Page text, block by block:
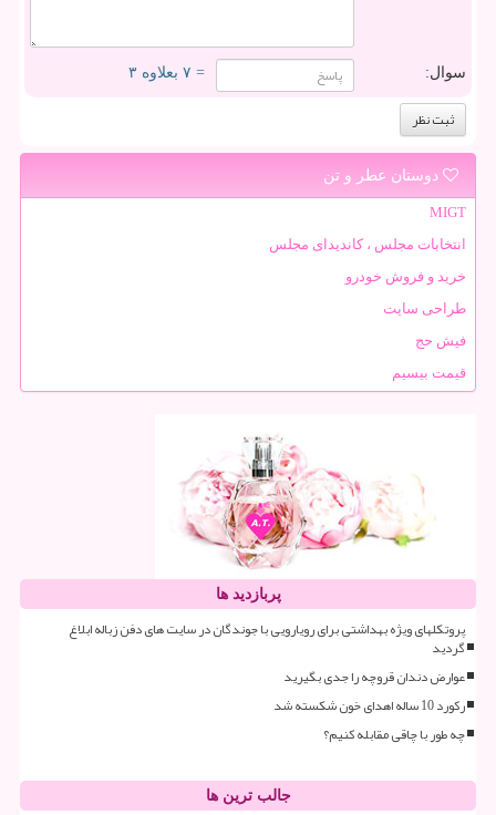
سوال: = ۷ بعلاوه ۳
دوستان عطر و تن
MIGT
انتخابات مجلس ، کاندیدای مجلس
خرید و فروش خودرو
طراحی سایت
فیش حج
قیمت بیسیم
پربازدید ها
پروتکلهای ویژه بهداشتی برای رویارویی با جوندگان در سایت های دفن زباله ابلاغ
گردید
عوارض دندان قروچه را جدی بگیرید
رکورد 10 ساله اهدای خون شکسته شد
چه طور با چاقی مقابله کنیم؟
جالب ترین ها